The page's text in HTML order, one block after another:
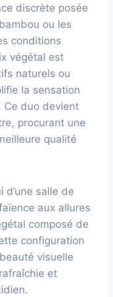
discrète posée
ou les
conditions
végétal est
naturels ou
la sensation
Ce duo devient
procurant une
qualité
salle de
aux allures
composé de
configuration
visuelle
et